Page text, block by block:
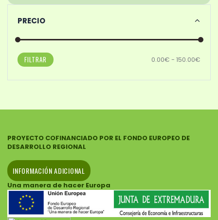
PRECIO
FILTRAR 0.00€ - 150.00€
PROYECTO COFINANCIADO POR EL FONDO EUROPEO DE
DESARROLLO REGIONAL
INFORMACIÓN ADICIONAL
Una manera de hacer Europa